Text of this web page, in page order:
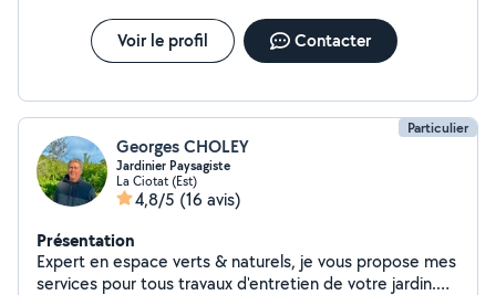
Voir le profil Contacter
Particulier
Georges CHOLEY
Jardinier Paysagiste
La Ciotat (Est)
4,8/5 (16 avis)
Présentation
Expert en espace verts & naturels, je vous propose mes
services pour tous travaux d'entretien de votre jardin.